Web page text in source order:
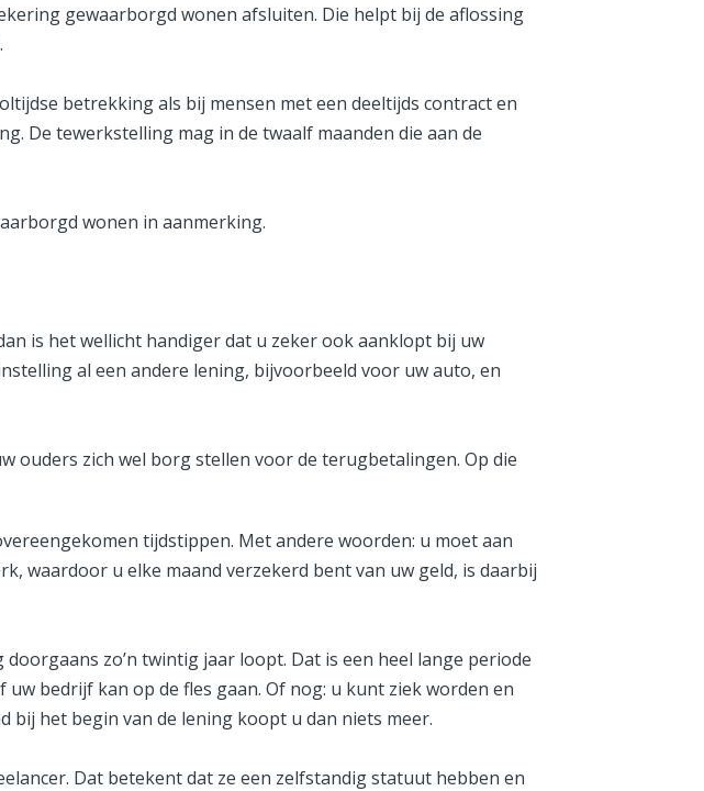
gewaarborgd wonen afsluiten. Die helpt bij de aflossing
betrekking als bij mensen met een deeltijds contract en
De tewerkstelling mag in de twaalf maanden die aan de
wonen in aanmerking.
is het wellicht handiger dat u zeker ook aanklopt bij uw
al een andere lening, bijvoorbeeld voor uw auto, en
ouders zich wel borg stellen voor de terugbetalingen. Op die
tijdstippen. Met andere woorden: u moet aan
waardoor u elke maand verzekerd bent van uw geld, is daarbij
zo’n twintig jaar loopt. Dat is een heel lange periode
bedrijf kan op de fles gaan. Of nog: u kunt ziek worden en
bij het begin van de lening koopt u dan niets meer.
Dat betekent dat ze een zelfstandig statuut hebben en